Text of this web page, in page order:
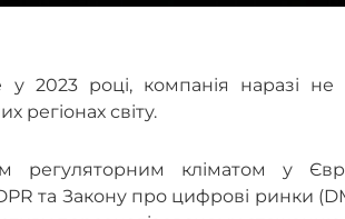
2023 році, компанія наразі не
регіонах світу.
регуляторним кліматом у
та Закону про цифрові ринки